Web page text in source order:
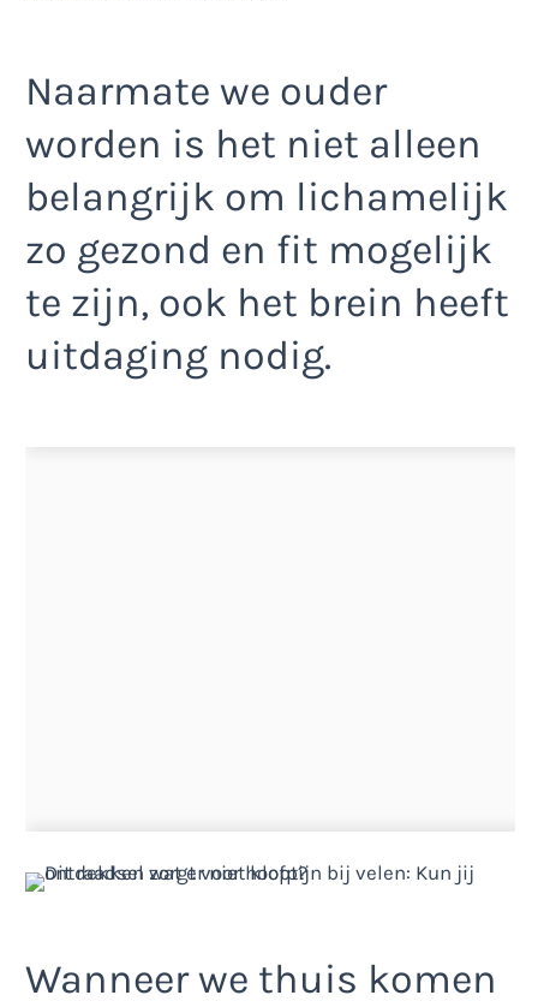
Naarmate we ouder
worden is het niet alleen
belangrijk om lichamelijk
zo gezond en fit mogelijk
te zijn, ook het brein heeft
uitdaging nodig.
Wanneer we thuis komen